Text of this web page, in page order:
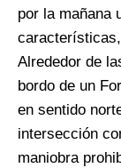
por la mañana
Alrededor de
bordo de un
en sentido
intersección
maniobra